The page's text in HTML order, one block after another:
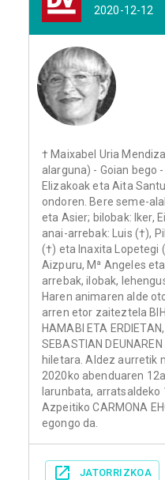
2020-12-12
† Maixabel Uria
alarguna) - Goian bego
Elizakoak eta Aita
ondoren. Bere seme-
eta Asier; bilobak: Iker,
anai-arrebak: Luis (†),
(†) eta Inaxita Lopetegi
Aizpuru, Mª Angeles
arrebak, ilobak,
Haren animaren alde
arren etor zaiteztela
HAMABI ETA
SEBASTIAN
hiletara. Aldez aurretik
2020ko abenduaren
larunbata,
Azpeitiko CARMONA
egongo da.
JATORRIZKOA